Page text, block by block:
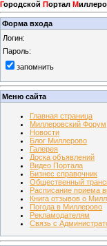
Городской Портал М
Форма входа
Логин:
Пароль:
запомнить
Меню сайта
Главная страница
Миллеровский Форум
Новости
Блог Миллерово
Галерея
Доска объявлений
Видео Портала
Бизнес справочник
Общественный
Расписание приема
Книга отзывов о
Погода в Миллерово
Рекламодателям
Связь с